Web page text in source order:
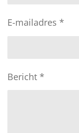
E-mailadres *
Bericht *